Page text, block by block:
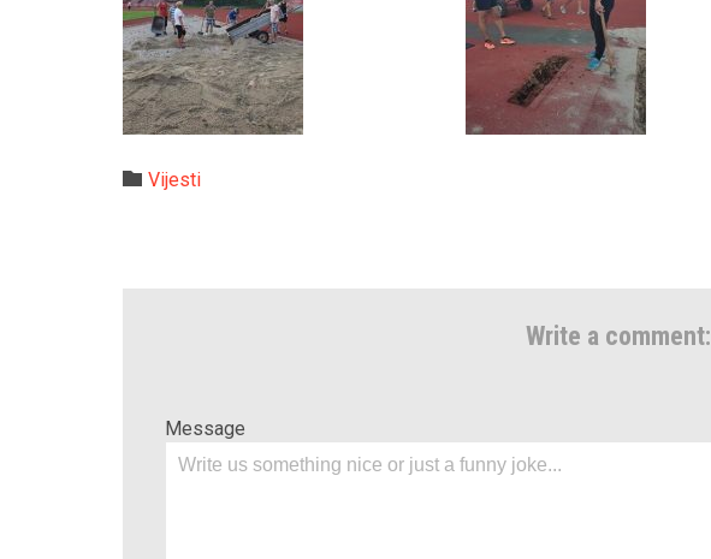
 Category
Vijesti
Write a comment:
Message